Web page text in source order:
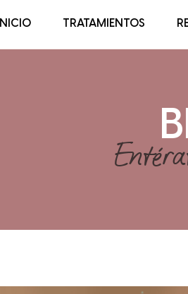
INICIO TRATAMIENTOS